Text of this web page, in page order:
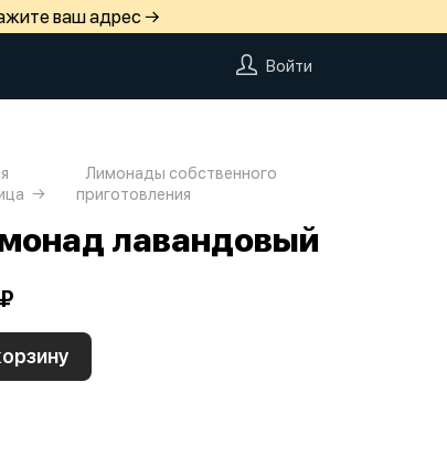
ваш адрес →
Войти
Лимонады собственного
приготовления
лавандовый